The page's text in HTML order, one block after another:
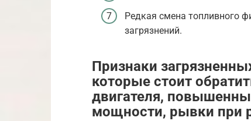
Редкая смена топливного
загрязнений.
Признаки
которые стоит
двигателя,
мощности, рывки при